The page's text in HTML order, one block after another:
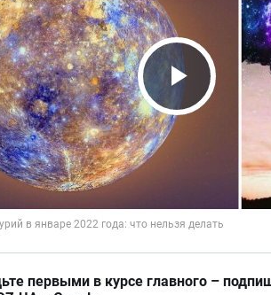
Play
первыми в курсе главного –